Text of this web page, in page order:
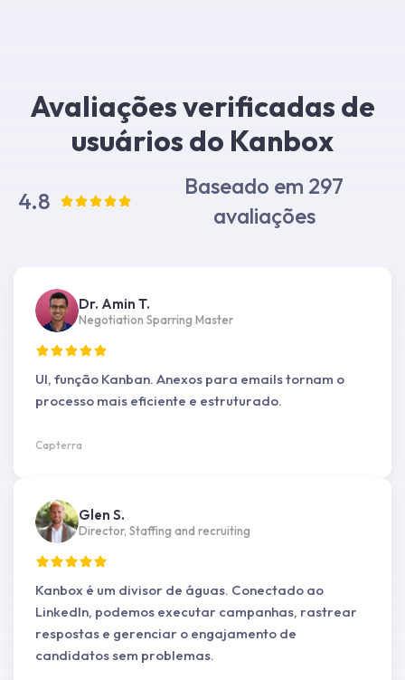
Avaliações verificadas de
usuários do Kanbox
4.8
Baseado em 297
avaliações
Dr. Amin T.
Negotiation Sparring Master
UI, função Kanban. Anexos para emails tornam o
processo mais eficiente e estruturado.
Capterra
Glen S.
Director, Staffing and recruiting
Kanbox é um divisor de águas. Conectado ao
LinkedIn, podemos executar campanhas, rastrear
respostas e gerenciar o engajamento de
candidatos sem problemas.